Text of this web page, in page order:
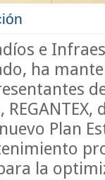
e
ha
Plan
la